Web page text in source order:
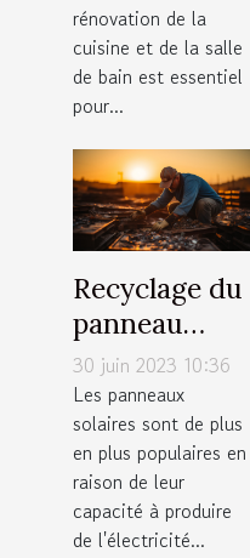
rénovation de la
cuisine et de la salle
de bain est essentiel
pour...
Recyclage du
panneau
solaire : qu'en
est-il
vraiment ?
30 juin 2023 10:36
Les panneaux
solaires sont de plus
en plus populaires en
raison de leur
capacité à produire
de l'électricité...